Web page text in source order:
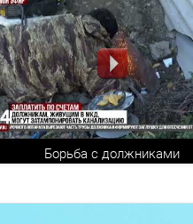
Борьба с должниками